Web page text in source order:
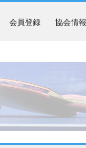
会員登録 協会情報